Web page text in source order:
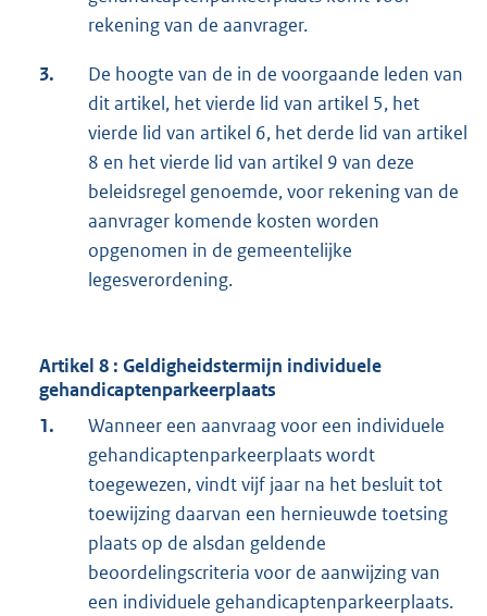
rekening van de aanvrager.
3.
De hoogte van de in de voorgaande leden van
dit artikel, het vierde lid van artikel 5, het
vierde lid van artikel 6, het derde lid van artikel
8 en het vierde lid van artikel 9 van deze
beleidsregel genoemde, voor rekening van de
aanvrager komende kosten worden
opgenomen in de gemeentelijke
legesverordening.
Artikel 8 : Geldigheidstermijn individuele
gehandicaptenparkeerplaats
1.
Wanneer een aanvraag voor een individuele
gehandicaptenparkeerplaats wordt
toegewezen, vindt vijf jaar na het besluit tot
toewijzing daarvan een hernieuwde toetsing
plaats op de alsdan geldende
beoordelingscriteria voor de aanwijzing van
een individuele gehandicaptenparkeerplaats.